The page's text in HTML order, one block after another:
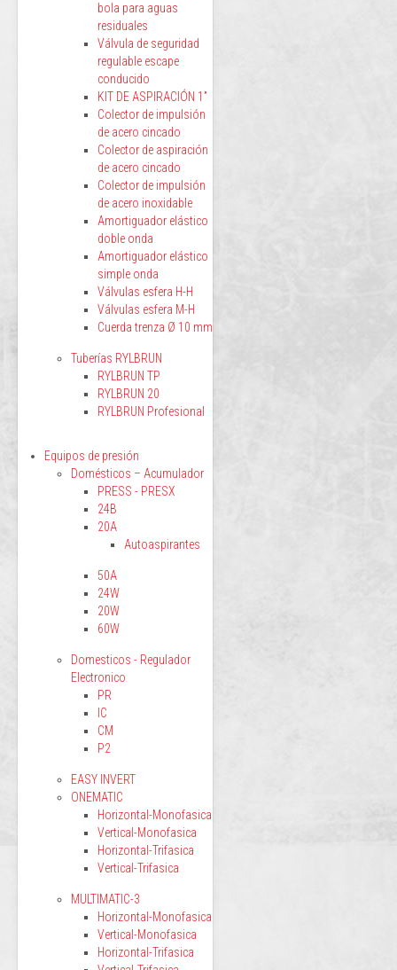
bola para aguas
residuales
Válvula de seguridad
regulable escape
conducido
KIT DE ASPIRACIÓN 1”
Colector de impulsión
de acero cincado
Colector de aspiración
de acero cincado
Colector de impulsión
de acero inoxidable
Amortiguador elástico
doble onda
Amortiguador elástico
simple onda
Válvulas esfera H-H
Válvulas esfera M-H
Cuerda trenza Ø 10 mm
Tuberías RYLBRUN
RYLBRUN TP
RYLBRUN 20
RYLBRUN Profesional
Equipos de presión
Domésticos – Acumulador
PRESS - PRESX
24B
20A
Autoaspirantes
50A
24W
20W
60W
Domesticos - Regulador
Electronico
PR
IC
CM
P2
EASY INVERT
ONEMATIC
Horizontal-Monofasica
Vertical-Monofasica
Horizontal-Trifasica
Vertical-Trifasica
MULTIMATIC-3
Horizontal-Monofasica
Vertical-Monofasica
Horizontal-Trifasica